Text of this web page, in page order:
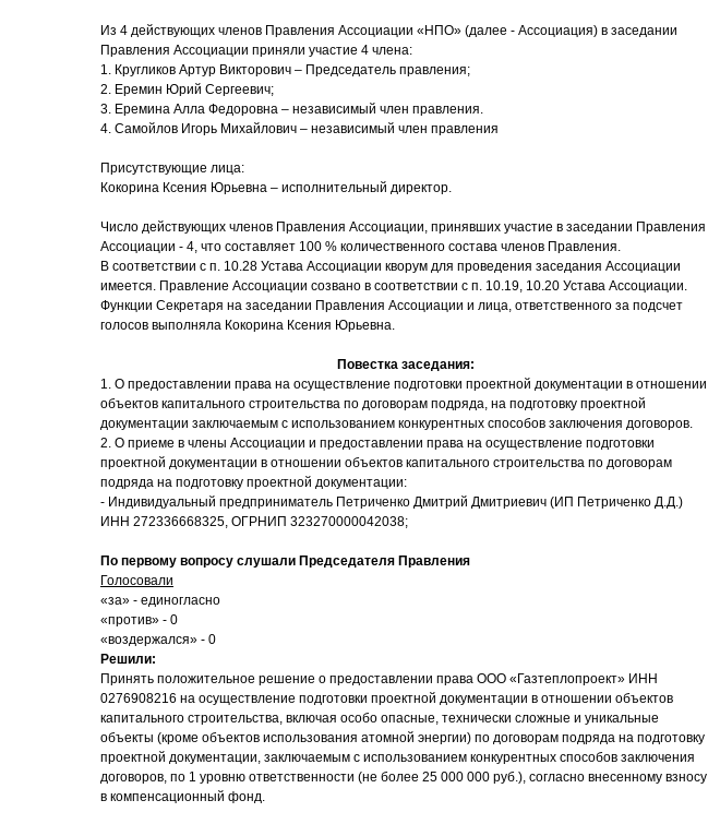
Из 4 действующих членов Правления Ассоциации «НПО» (далее - Ассоциация) в заседании
Правления Ассоциации приняли участие 4 члена:
1. Кругликов Артур Викторович – Председатель правления;
2. Еремин Юрий Сергеевич;
3. Еремина Алла Федоровна – независимый член правления.
4. Самойлов Игорь Михайлович – независимый член правления
Присутствующие лица:
Кокорина Ксения Юрьевна – исполнительный директор.
Число действующих членов Правления Ассоциации, принявших участие в заседании Правления
Ассоциации - 4, что составляет 100 % количественного состава членов Правления.
В соответствии с п. 10.28 Устава Ассоциации кворум для проведения заседания Ассоциации
имеется. Правление Ассоциации созвано в соответствии с п. 10.19, 10.20 Устава Ассоциации.
Функции Секретаря на заседании Правления Ассоциации и лица, ответственного за подсчет
голосов выполняла Кокорина Ксения Юрьевна.
Повестка заседания:
1. О предоставлении права на осуществление подготовки проектной документации в отношении
объектов капитального строительства по договорам подряда, на подготовку проектной
документации заключаемым с использованием конкурентных способов заключения договоров.
2. О приеме в члены Ассоциации и предоставлении права на осуществление подготовки
проектной документации в отношении объектов капитального строительства по договорам
подряда на подготовку проектной документации:
- Индивидуальный предприниматель Петриченко Дмитрий Дмитриевич (ИП Петриченко Д.Д.)
ИНН 272336668325, ОГРНИП 323270000042038;
По первому вопросу слушали Председателя Правления
Голосовали
«за» - единогласно
«против» - 0
«воздержался» - 0
Решили:
Принять положительное решение о предоставлении права ООО «Газтеплопроект» ИНН
0276908216 на осуществление подготовки проектной документации в отношении объектов
капитального строительства, включая особо опасные, технически сложные и уникальные
объекты (кроме объектов использования атомной энергии) по договорам подряда на подготовку
проектной документации, заключаемым с использованием конкурентных способов заключения
договоров, по 1 уровню ответственности (не более 25 000 000 руб.), согласно внесенному взносу
в компенсационный фонд.